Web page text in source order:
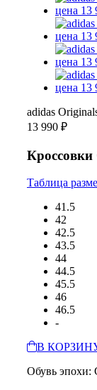
adidas
13 990 ₽
Таблица
41.5
42
42.5
43.5
44
44.5
45.5
46
46.5
-
В
Обувь эпохи: